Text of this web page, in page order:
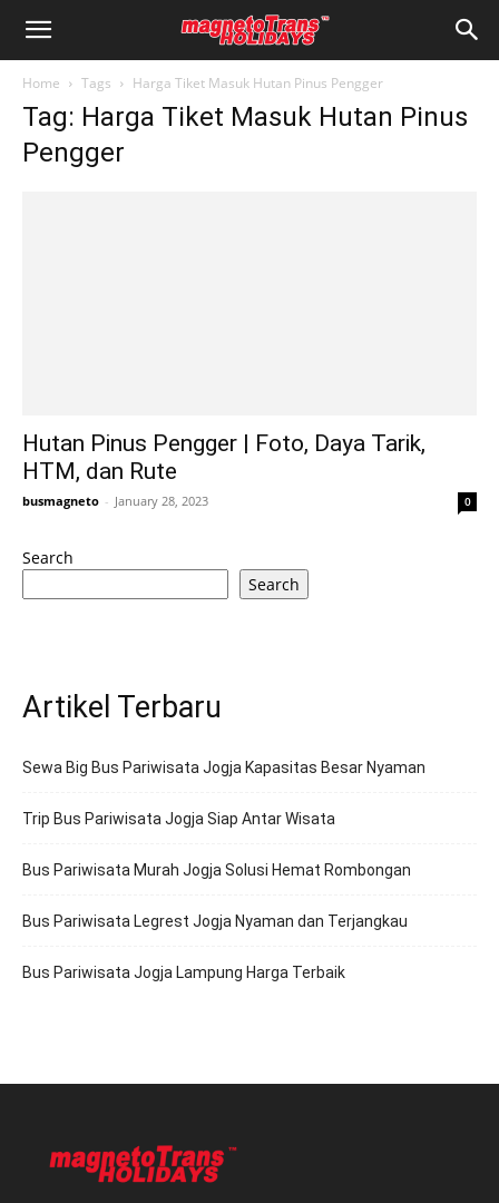
Home Tags Harga Tiket Masuk Hutan Pinus Pengger
Tag: Harga Tiket Masuk Hutan Pinus
Pengger
Hutan Pinus Pengger | Foto, Daya Tarik,
HTM, dan Rute
busmagneto - January 28, 2023 0
Search
Search
Artikel Terbaru
Sewa Big Bus Pariwisata Jogja Kapasitas Besar Nyaman
Trip Bus Pariwisata Jogja Siap Antar Wisata
Bus Pariwisata Murah Jogja Solusi Hemat Rombongan
Bus Pariwisata Legrest Jogja Nyaman dan Terjangkau
Bus Pariwisata Jogja Lampung Harga Terbaik